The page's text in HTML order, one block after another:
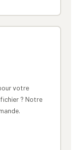
votre
? Notre